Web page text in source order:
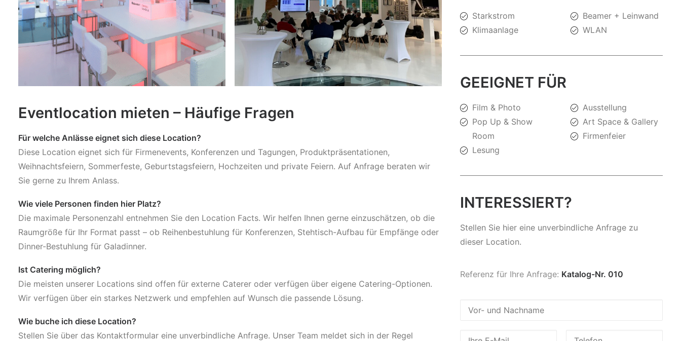
Eventlocation mieten – Häufige Fragen
Für welche Anlässe eignet sich diese Location?
Diese Location eignet sich für Firmenevents, Konferenzen und Tagungen, Produktpräsentationen,
Weihnachtsfeiern, Sommerfeste, Geburtstagsfeiern, Hochzeiten und private Feiern. Auf Anfrage beraten wir
Sie gerne zu Ihrem Anlass.
Wie viele Personen finden hier Platz?
Die maximale Personenzahl entnehmen Sie den Location Facts. Wir helfen Ihnen gerne einzuschätzen, ob die
Raumgröße für Ihr Format passt – ob Reihenbestuhlung für Konferenzen, Stehtisch-Aufbau für Empfänge oder
Dinner-Bestuhlung für Galadinner.
Ist Catering möglich?
Die meisten unserer Locations sind offen für externe Caterer oder verfügen über eigene Catering-Optionen.
Wir verfügen über ein starkes Netzwerk und empfehlen auf Wunsch die passende Lösung.
Wie buche ich diese Location?
Stellen Sie über das Kontaktformular eine unverbindliche Anfrage. Unser Team meldet sich in der Regel
Starkstrom
Klimaanlage
Beamer + Leinwand
WLAN
GEEIGNET FÜR
Film & Photo
Pop Up & Show
Room
Lesung
Ausstellung
Art Space & Gallery
Firmenfeier
INTERESSIERT?
Stellen Sie hier eine unverbindliche Anfrage zu
dieser Location.
Referenz für Ihre Anfrage: Katalog-Nr. 010